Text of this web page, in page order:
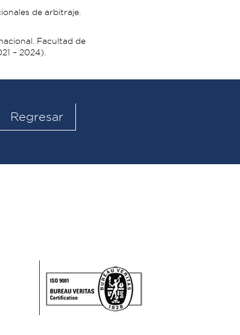
de arbitraje.
Facultad de
– 2024).
Regresar